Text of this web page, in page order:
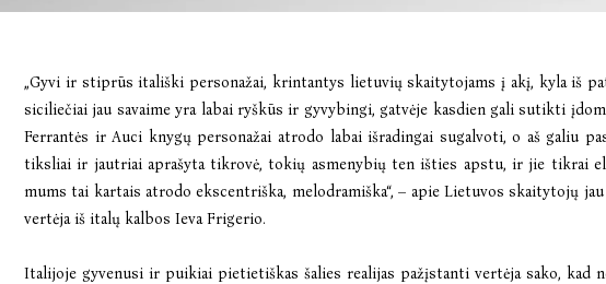
„Gyvi ir stiprūs itališki personažai, krintantys lietuvių skaitytojams į akį, kyla iš
siciliečiai jau savaime yra labai ryškūs ir gyvybingi, gatvėje kasdien gali sutikti
Ferrantės ir Auci knygų personažai atrodo labai išradingai sugalvoti, o aš galiu
tiksliai ir jautriai aprašyta tikrovė, tokių asmenybių ten išties apstu, ir jie tikrai
mums tai kartais atrodo ekscentriška, melodramiška“, – apie Lietuvos skaitytojų
vertėja iš italų kalbos Ieva Frigerio.
Italijoje gyvenusi ir puikiai pietietiškas šalies realijas pažįstanti vertėja sako, kad